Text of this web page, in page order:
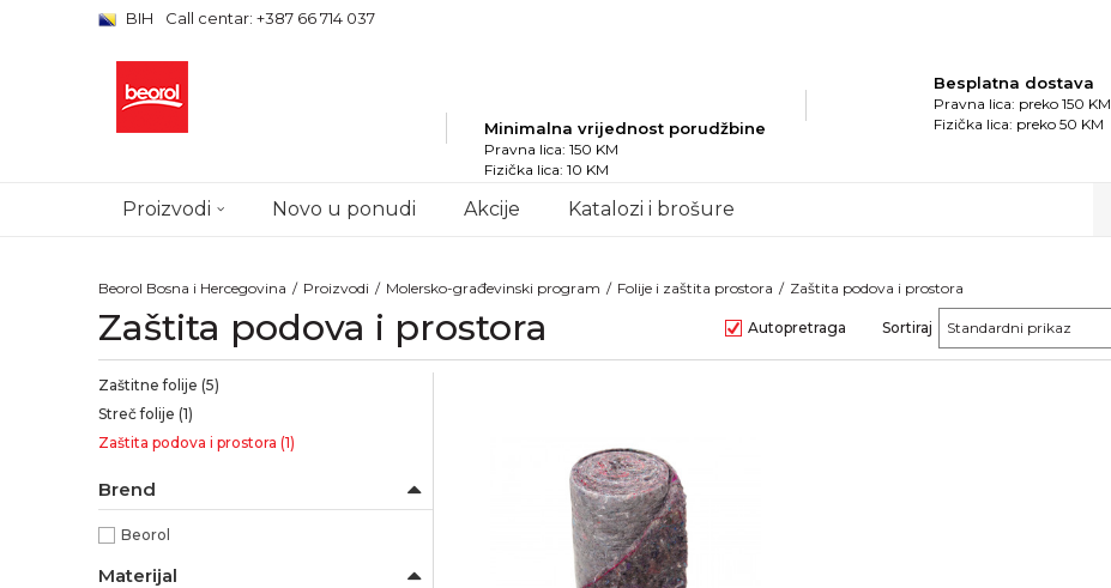
BIH Call centar: +387 66 714 037
Minimalna vrijednost porudžbine
Pravna lica: 150 KM
Fizička lica: 10 KM
Besplatna dostava
Pravna lica: preko 150 KM
Fizička lica: preko 50 KM
Proizvodi Novo u ponudi Akcije Katalozi i brošure
Beorol Bosna i Hercegovina Proizvodi Molersko-građevinski program Folije i zaštita prostora Zaštita podova i prostora
Zaštita podova i prostora Autopretraga Sortiraj
Zaštitne folije (5)
Streč folije (1)
Zaštita podova i prostora (1)
Brend
Beorol
Materijal